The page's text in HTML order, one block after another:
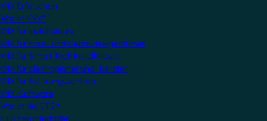
KNX Erforschen
Was ist KNX?
KNX für Installateure
KNX für Haus- und Gebäudeeigentümer
KNX für Smart Tech Installateure
KNX für Elektroplaner und -berater
KNX für Schulungszentren
KNX-Software
Was ist die ETS?
ETS herunterladen